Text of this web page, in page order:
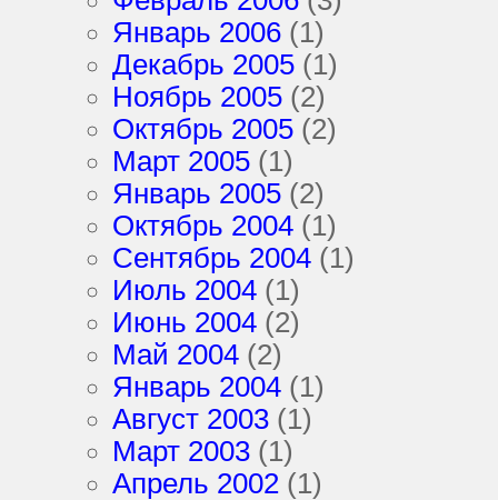
Январь 2006 (1)
Декабрь 2005 (1)
Ноябрь 2005 (2)
Октябрь 2005 (2)
Март 2005 (1)
Январь 2005 (2)
Октябрь 2004 (1)
Сентябрь 2004 (1)
Июль 2004 (1)
Июнь 2004 (2)
Май 2004 (2)
Январь 2004 (1)
Август 2003 (1)
Март 2003 (1)
Апрель 2002 (1)